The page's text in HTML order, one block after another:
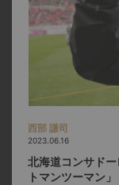
西部 謙司
2023.06.16
北海道コンサド
トマンツーマン」